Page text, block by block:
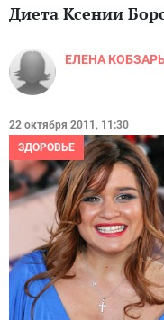
Диета Ксении
ЕЛЕНА
22 октября 2011, 11:30
ЗДОРОВЬЕ